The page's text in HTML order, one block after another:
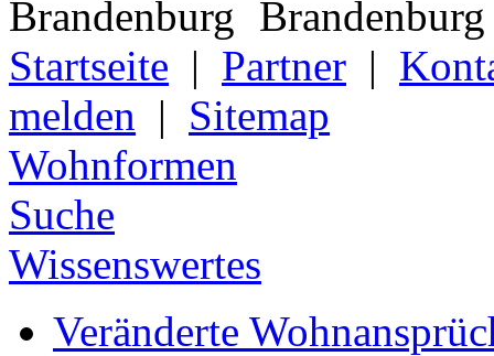
Startseite | Partner |
melden | Sitemap
Wohnformen
Suche
Wissenswertes
Veränderte